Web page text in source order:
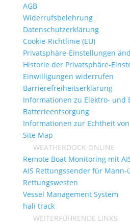
AGB
Widerrufsbelehrung
Datenschutzerklärung
Cookie-Richtlinie (EU)
Privatsphäre-Einstellungen
Historie der Privatsphäre-
Einwilligungen widerrufen
Barrierefreiheitserklärung
Informationen zu Elektro- und
Batterieentsorgung
Informationen zur Echtheit
Site Map
WEATHERDOCK ONLINE
Remote Boat Monitoring mit
AIS Rettungssender für
Rettungswesten
Vessel Management System
hali track
WEITERFÜHRENDE LINKS